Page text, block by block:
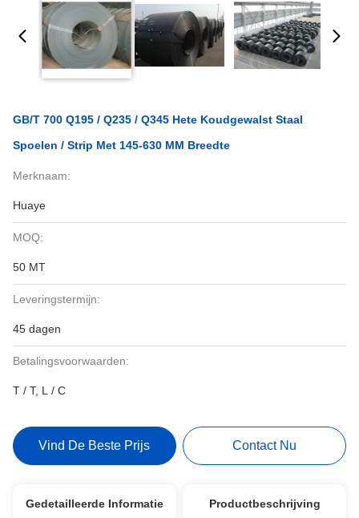
GB/T 700 Q195 / Q235 / Q345 Hete Koudgewalst Staal
Spoelen / Strip Met 145-630 MM Breedte
Merknaam:
Huaye
MOQ:
50 MT
Leveringstermijn:
45 dagen
Betalingsvoorwaarden:
T / T, L / C
Vind De Beste Prijs Contact Nu
Gedetailleerde Informatie Productbeschrijving